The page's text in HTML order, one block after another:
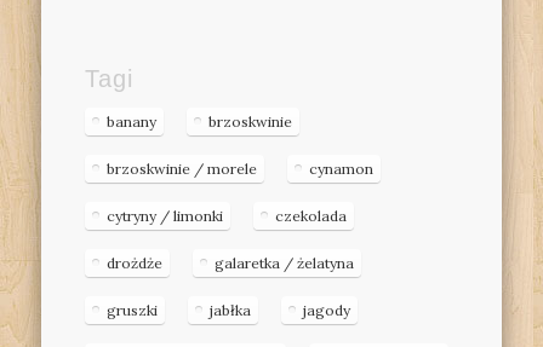
Tagi
banany brzoskwinie
brzoskwinie / morele cynamon
cytryny / limonki czekolada
drożdże galaretka / żelatyna
gruszki jabłka jagody